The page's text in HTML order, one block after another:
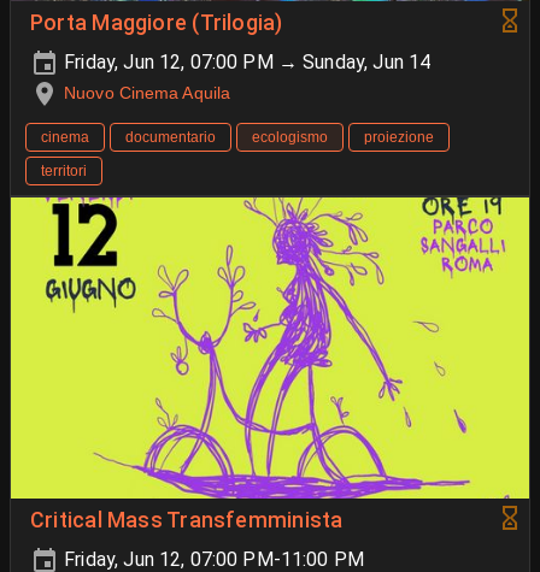
Porta Maggiore (Trilogia)
Friday, Jun 12, 07:00 PM → Sunday, Jun 14
Nuovo Cinema Aquila
cinema documentario ecologismo
proiezione
territori
Critical Mass Transfemminista
Friday, Jun 12, 07:00 PM-11:00 PM